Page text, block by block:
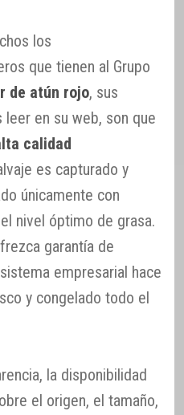
los
que tienen al Grupo
de atún rojo, sus
en su web, son que
calidad
es capturado y
únicamente con
nivel óptimo de grasa.
garantía de
empresarial hace
y congelado todo el
la disponibilidad
el origen, el tamaño,